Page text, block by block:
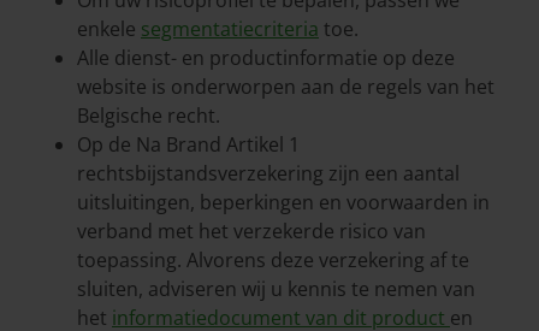
enkele segmentatiecriteria toe.
Alle dienst- en productinformatie op deze
website is onderworpen aan de regels van het
Belgische recht.
Op de Na Brand Artikel 1
rechtsbijstandsverzekering zijn een aantal
uitsluitingen, beperkingen en voorwaarden in
verband met het verzekerde risico van
toepassing. Alvorens deze verzekering af te
sluiten, adviseren wij u kennis te nemen van
het informatiedocument van dit product en